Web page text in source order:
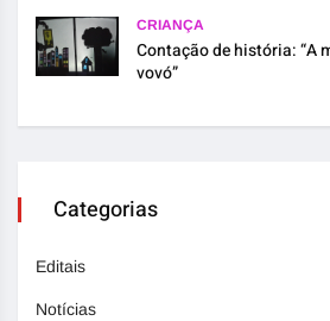
CRIANÇA
Contação de história: “A
vovó”
Categorias
Editais
Notícias